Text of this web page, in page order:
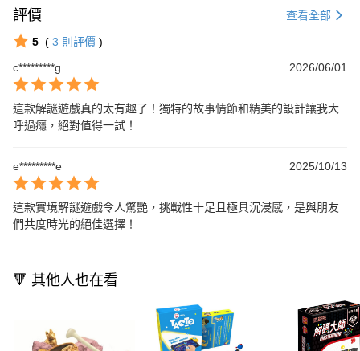
評價 查看全部
5 ( 3 則評價 )
c*********g
2026/06/01
這款解謎遊戲真的太有趣了！獨特的故事情節和精美的設計讓我大
呼過癮，絕對值得一試！
e*********e 2025/10/13
這款實境解謎遊戲令人驚艷，挑戰性十足且極具沉浸感，是與朋友
們共度時光的絕佳選擇！
🔻 其他人也在看